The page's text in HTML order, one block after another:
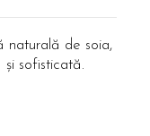
naturală de soia,
sofisticată.